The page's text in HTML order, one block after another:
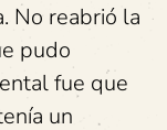
No reabrió la
pudo
fue que
un